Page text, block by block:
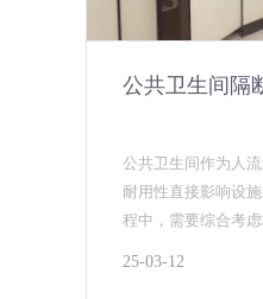
公共卫生间隔
公共卫生间作为人
耐用性直接影响设
程中，需要综合考
25-03-12